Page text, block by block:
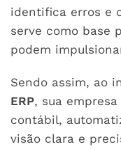
identifica erros e
serve como base
podem
Sendo assim, ao
ERP, sua
contábil,
visão clara e